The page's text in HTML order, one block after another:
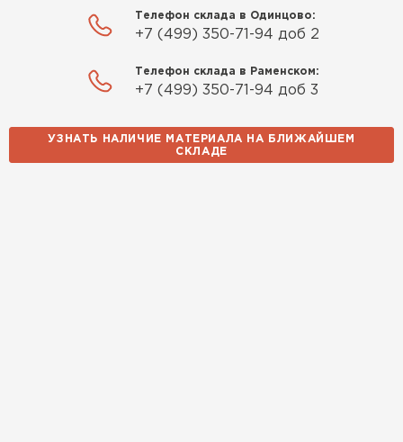
Телефон склада в Одинцово:
+7 (499) 350-71-94 доб 2
Телефон склада в Раменском:
+7 (499) 350-71-94 доб 3
УЗНАТЬ НАЛИЧИЕ МАТЕРИАЛА НА БЛИЖАЙШЕМ
СКЛАДЕ